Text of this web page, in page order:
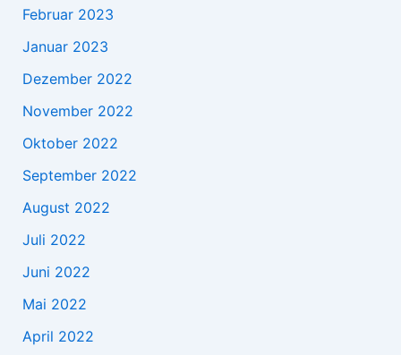
Februar 2023
Januar 2023
Dezember 2022
November 2022
Oktober 2022
September 2022
August 2022
Juli 2022
Juni 2022
Mai 2022
April 2022